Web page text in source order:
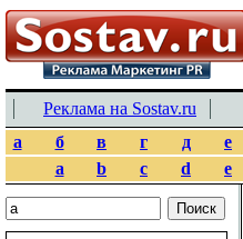
Реклама на Sostav.ru
а
б в г д е
a
b c d e